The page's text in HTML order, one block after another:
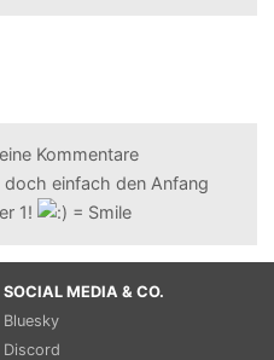
Kommentare
einfach den Anfang
1!
SOCIAL MEDIA & CO.
Bluesky
Discord